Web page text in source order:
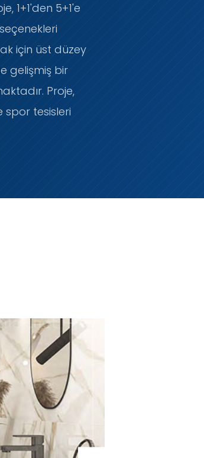
1+1'den 5+1'e
için üst düzey
gelişmiş bir
Proje,
spor tesisleri